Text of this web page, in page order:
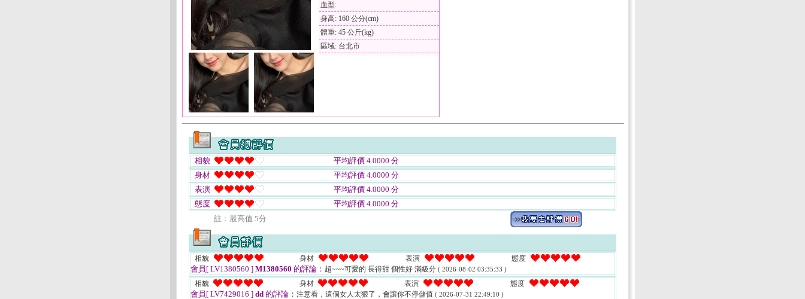
血型:
身高: 160 公分(cm)
體重: 45 公斤(kg)
區域: 台北市
相貌
平均評價 4.0000 分
身材
平均評價 4.0000 分
表演
平均評價 4.0000 分
態度
平均評價 4.0000 分
註﹕最高值 5分
相貌 身材 表演 態度
會員[ LV1380560 ] M1380560 的評論： 超~~~可愛的 長得甜 個性好 滿級分 ( 2026-08-02 03:35:33 )
相貌 身材 表演 態度
會員[ LV7429016 ] dd 的評論： 注意看，這個女人太狠了，會讓你不停儲值 ( 2026-07-31 22:49:10 )